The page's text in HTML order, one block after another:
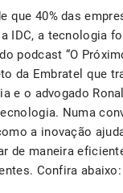
que 40% das
a IDC, a tecnologia
podcast “O
da Embratel que
e o advogado
Numa
a inovação
de maneira
Confira abaixo: